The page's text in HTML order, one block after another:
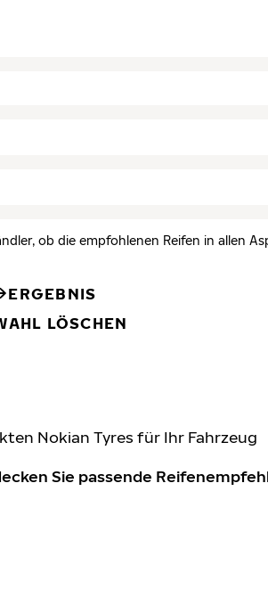
ob die empfohlenen Reifen in allen
ERGEBNIS
LÖSCHEN
Nokian Tyres für Ihr Fahrzeug
Sie passende